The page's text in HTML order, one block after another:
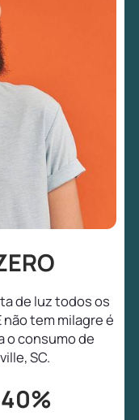
de luz todos os
tem milagre é
o consumo de
SC.
40%